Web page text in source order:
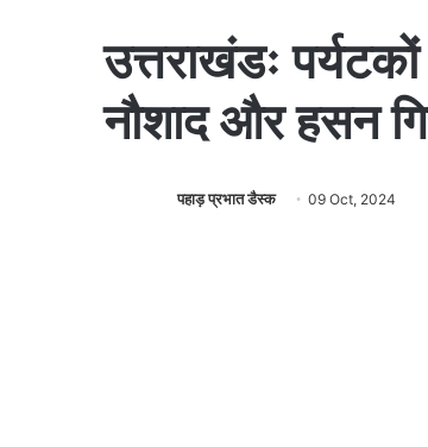
उत्तराखंडः
नौशाद और हसन
पहाड़ प्रभात डैस्क 09 Oct, 2024